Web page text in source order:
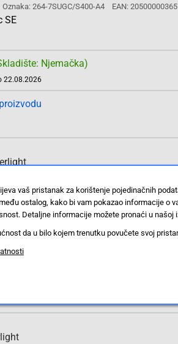
Oznaka: 264-7SUGC/S400-A4 EAN:
SE
Njemačka)
22.08.2026
SE
Njemačka)
vaš pristanak za korištenje pojedinačnih
ostalog, kako bi vam pokazao informacije o
Detaljne informacije možete pronaći u našoj
da u bilo kojem trenutku povučete svoj